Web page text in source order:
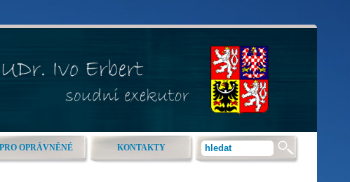
PRO OPRÁVNĚNÉ KONTAKTY